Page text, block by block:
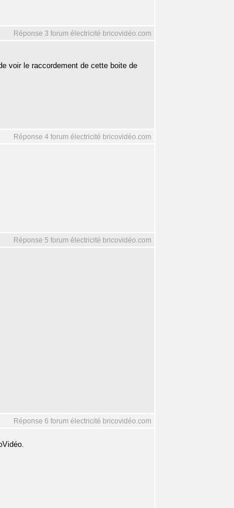
Réponse 3 forum électricité bricovidéo.com
voir le raccordement de cette boite de
Réponse 4 forum électricité bricovidéo.com
Réponse 5 forum électricité bricovidéo.com
Réponse 6 forum électricité bricovidéo.com